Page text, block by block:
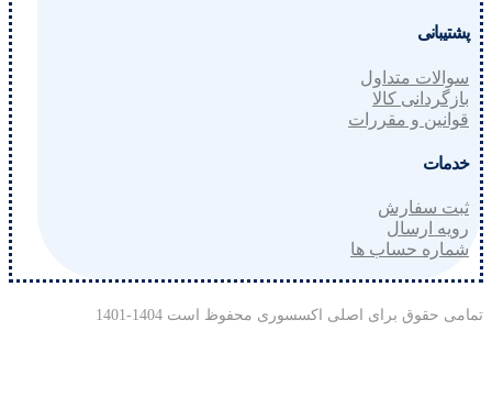
پشتیبانی
سوالات متداول
بازگردانی کالا
قوانین و مقررات
خدمات
ثبت سفارش
رویه ارسال
شماره حساب ها
تمامی حقوق برای اصلی اکسسوری محفوظ است 1404-1401